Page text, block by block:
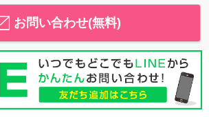
お問い合わせ(無料)